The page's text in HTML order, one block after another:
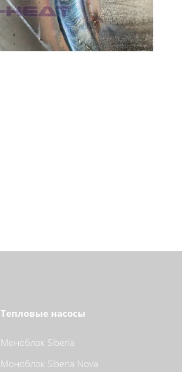
Тепловые насосы
Моноблок Siberia
Моноблок Siberia Nova